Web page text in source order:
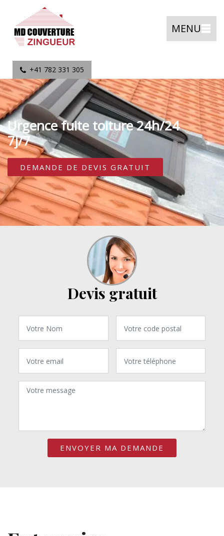
MENU
+41 782 331 305
Urgence fuite toiture 24h/24
7j/7
DEMANDE DE DEVIS GRATUIT
Devis gratuit